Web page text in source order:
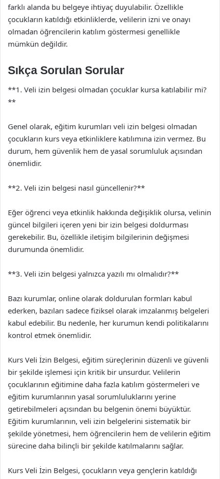
farklı alanda bu belgeye ihtiyaç duyulabilir. Özellikle
çocukların katıldığı etkinliklerde, velilerin izni ve onayı
olmadan öğrencilerin katılım göstermesi genellikle
mümkün değildir.
Sıkça Sorulan Sorular
**1. Veli izin belgesi olmadan çocuklar kursa katılabilir mi?
**
Genel olarak, eğitim kurumları veli izin belgesi olmadan
çocukların kurs veya etkinliklere katılımına izin vermez. Bu
durum, hem güvenlik hem de yasal sorumluluk açısından
önemlidir.
**2. Veli izin belgesi nasıl güncellenir?**
Eğer öğrenci veya etkinlik hakkında değişiklik olursa, velinin
güncel bilgileri içeren yeni bir izin belgesi doldurması
gerekebilir. Bu, özellikle iletişim bilgilerinin değişmesi
durumunda önemlidir.
**3. Veli izin belgesi yalnızca yazılı mı olmalıdır?**
Bazı kurumlar, online olarak doldurulan formları kabul
ederken, bazıları sadece fiziksel olarak imzalanmış belgeleri
kabul edebilir. Bu nedenle, her kurumun kendi politikalarını
kontrol etmek önemlidir.
Kurs Veli İzin Belgesi, eğitim süreçlerinin düzenli ve güvenli
bir şekilde işlemesi için kritik bir unsurdur. Velilerin
çocuklarının eğitimine daha fazla katılım göstermeleri ve
eğitim kurumlarının yasal sorumluluklarını yerine
getirebilmeleri açısından bu belgenin önemi büyüktür.
Eğitim kurumlarının, veli izin belgelerini sistematik bir
şekilde yönetmesi, hem öğrencilerin hem de velilerin eğitim
sürecine daha bilinçli bir şekilde katılmalarını sağlar.
Kurs Veli İzin Belgesi, çocukların veya gençlerin katıldığı